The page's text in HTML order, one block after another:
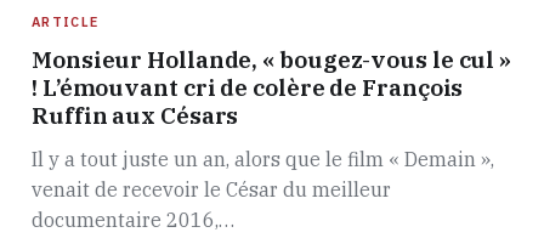
ARTICLE
Monsieur Hollande, « bougez-vous le cul »
! L’émouvant cri de colère de François
Ruffin aux Césars
Il y a tout juste un an, alors que le film « Demain »,
venait de recevoir le César du meilleur
documentaire 2016,…